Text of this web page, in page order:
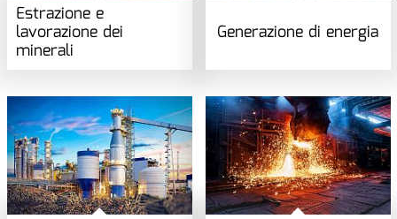
Estrazione e
lavorazione dei
minerali
Generazione di energia